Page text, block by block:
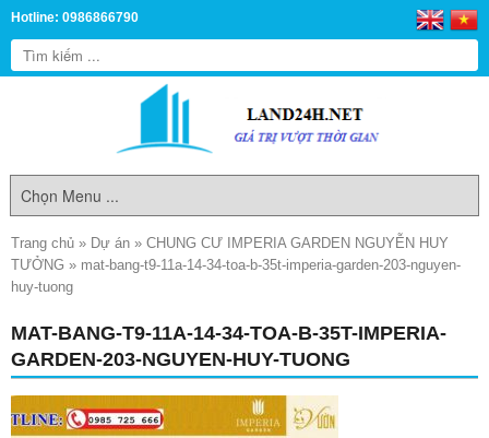
Hotline: 0986866790
Trang chủ » Dự án » CHUNG CƯ IMPERIA GARDEN NGUYỄN HUY
TƯỞNG » mat-bang-t9-11a-14-34-toa-b-35t-imperia-garden-203-nguyen-
huy-tuong
MAT-BANG-T9-11A-14-34-TOA-B-35T-IMPERIA-
GARDEN-203-NGUYEN-HUY-TUONG